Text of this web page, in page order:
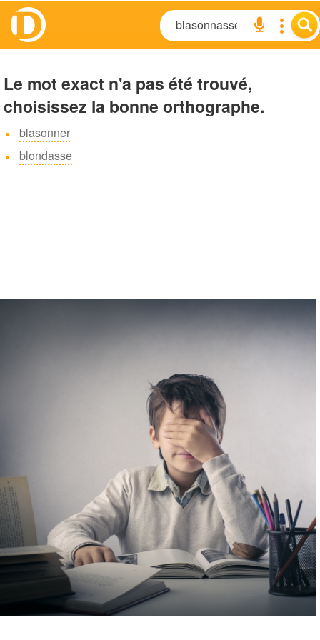
Le mot exact n'a pas été trouvé,
choisissez la bonne orthographe.
blasonner
blondasse